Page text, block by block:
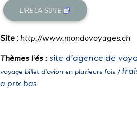
LIRE LA SUITE
Site : http://www.mondovoyages.ch
Thèmes liés : site d'agence de
voyage billet d'avion en plusieurs fois /
a prix bas